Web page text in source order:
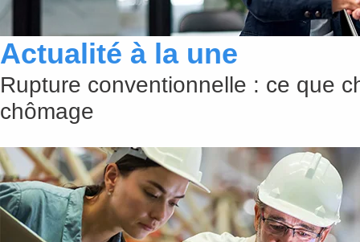
Actualité à la une
Rupture conventionnelle : ce que
chômage